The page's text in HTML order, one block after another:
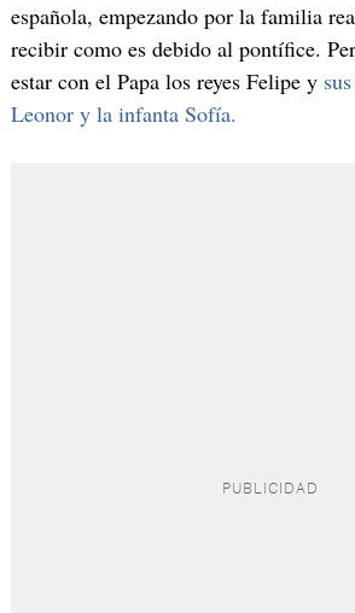
española, empezando por la familia
recibir como es debido al pontífice.
estar con el Papa los reyes Felipe y
Leonor y la infanta Sofía.